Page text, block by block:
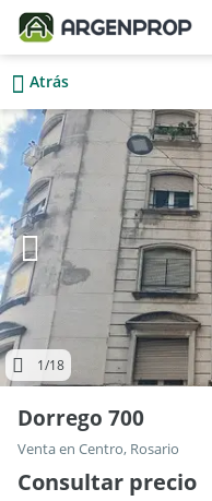
Atrás
1/18
Dorrego 700
Venta en Centro, Rosario
Consultar precio